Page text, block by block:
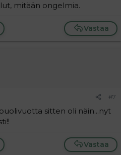
mitään ongelmia.
Vastaa
#7
sitten oli näin...nyt
Vastaa